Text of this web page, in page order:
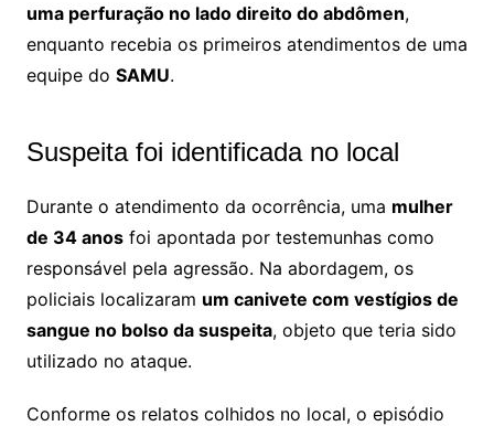
uma perfuração no lado direito do abdômen,
enquanto recebia os primeiros atendimentos de uma
equipe do SAMU.
Suspeita foi identificada no local
Durante o atendimento da ocorrência, uma mulher
de 34 anosfoi apontada por testemunhas como
responsável pela agressão. Na abordagem, os
policiais localizaram um canivete com vestígios de
sangue no bolso da suspeita, objeto que teria sido
utilizado no ataque.
Conforme os relatos colhidos no local, o episódio